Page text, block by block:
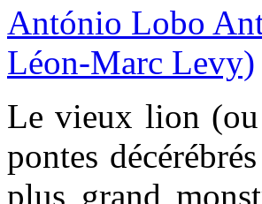
Le vieux lion
pontes
plus grand